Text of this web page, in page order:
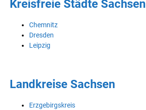
Kreisfreie Städte Sachsen
Chemnitz
Dresden
Leipzig
Landkreise Sachsen
Erzgebirgskreis